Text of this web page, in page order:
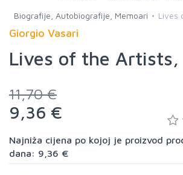
Biografije, Autobiografije, Memoari Lives
Giorgio Vasari
Lives of the Artists,
11,70 €
9,36 €
Najniža cijena po kojoj je proizvod
dana: 9,36 €